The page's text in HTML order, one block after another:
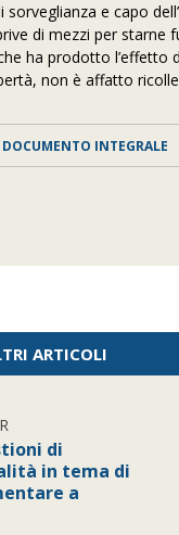
sorveglianza e capo
di mezzi per starne
ha prodotto l’effetto
non è affatto
DOCUMENTO INTEGRALE
ARTICOLI
di
in tema di
a